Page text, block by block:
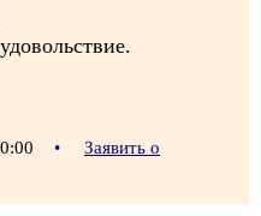
•
Заявить о